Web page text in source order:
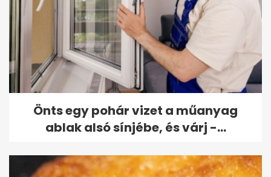
Önts egy pohár vizet a műanyag
ablak alsó sínjébe, és várj -...